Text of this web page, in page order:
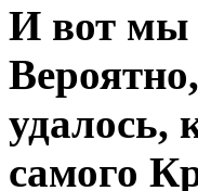
И вот мы
удалось,
самого